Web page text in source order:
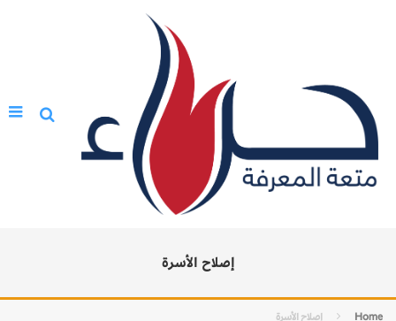
إصلاح الأسرة
Home إصلاح الأسرة